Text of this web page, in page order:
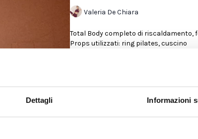
Dettagli Informazioni
Valeria De Chiara
Total Body completo di riscaldamento,
Props utilizzati: ring pilates, cuscino
Non ci sono opzioni di acquisto